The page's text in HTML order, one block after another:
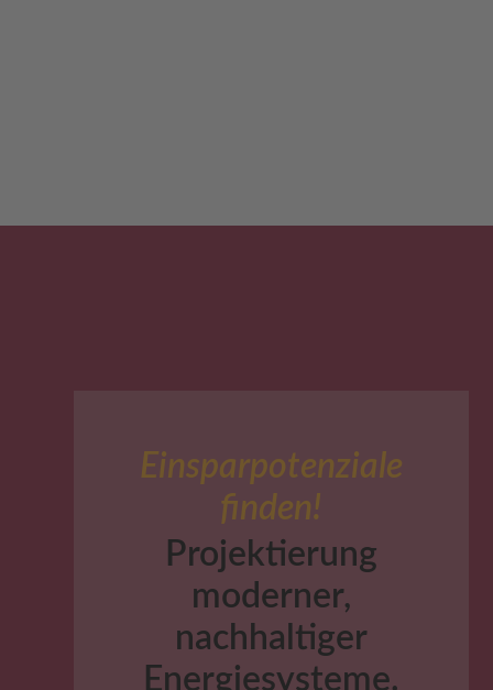
Einsparpotenziale
finden!
Projektierung
moderner,
nachhaltiger
Energiesysteme.